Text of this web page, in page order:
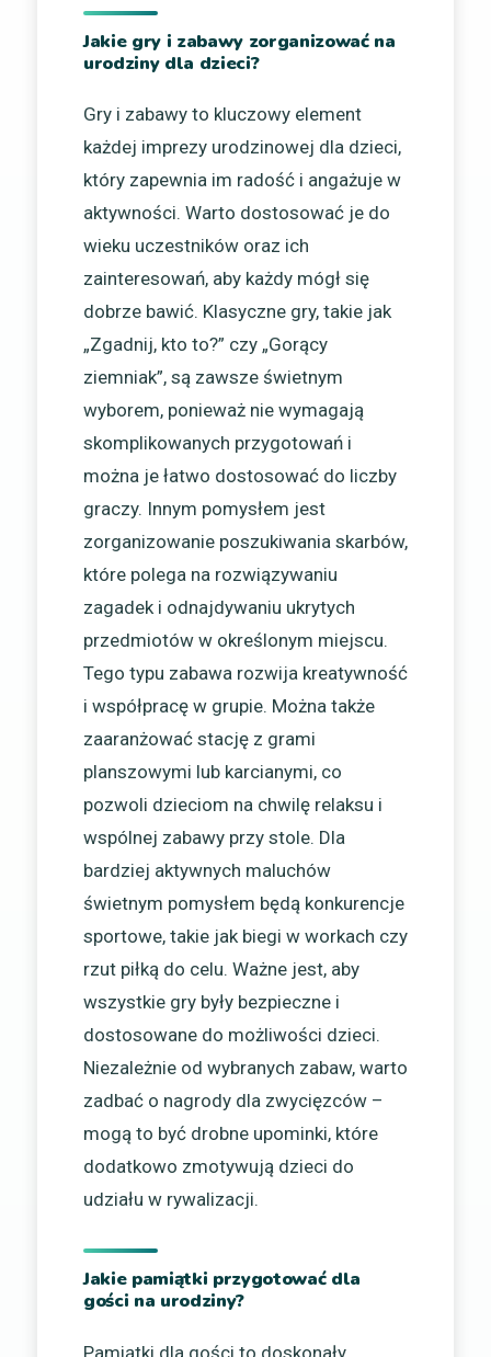
Jakie gry i zabawy zorganizować na
urodziny dla dzieci?
Gry i zabawy to kluczowy element
każdej imprezy urodzinowej dla dzieci,
który zapewnia im radość i angażuje w
aktywności. Warto dostosować je do
wieku uczestników oraz ich
zainteresowań, aby każdy mógł się
dobrze bawić. Klasyczne gry, takie jak
„Zgadnij, kto to?” czy „Gorący
ziemniak”, są zawsze świetnym
wyborem, ponieważ nie wymagają
skomplikowanych przygotowań i
można je łatwo dostosować do liczby
graczy. Innym pomysłem jest
zorganizowanie poszukiwania skarbów,
które polega na rozwiązywaniu
zagadek i odnajdywaniu ukrytych
przedmiotów w określonym miejscu.
Tego typu zabawa rozwija kreatywność
i współpracę w grupie. Można także
zaaranżować stację z grami
planszowymi lub karcianymi, co
pozwoli dzieciom na chwilę relaksu i
wspólnej zabawy przy stole. Dla
bardziej aktywnych maluchów
świetnym pomysłem będą konkurencje
sportowe, takie jak biegi w workach czy
rzut piłką do celu. Ważne jest, aby
wszystkie gry były bezpieczne i
dostosowane do możliwości dzieci.
Niezależnie od wybranych zabaw, warto
zadbać o nagrody dla zwycięzców –
mogą to być drobne upominki, które
dodatkowo zmotywują dzieci do
udziału w rywalizacji.
Jakie pamiątki przygotować dla
gości na urodziny?
Pamiątki dla gości to doskonały